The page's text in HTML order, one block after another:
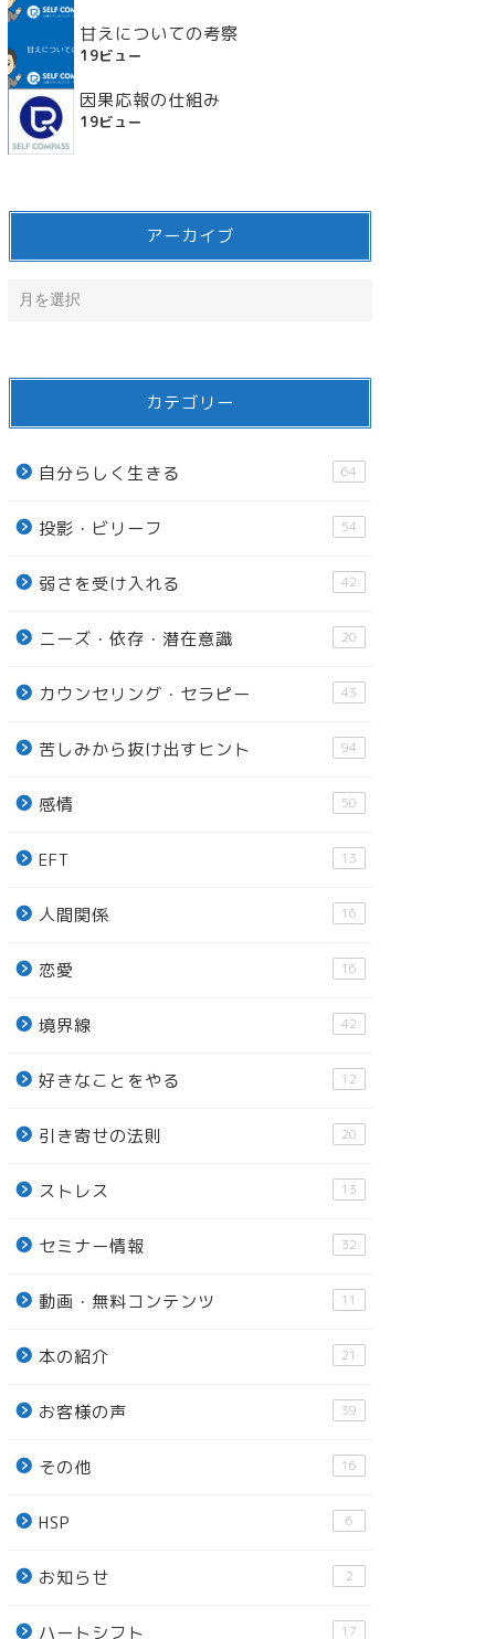
甘えについての考察
19ビュー
因果応報の仕組み
19ビュー
アーカイブ
カテゴリー
自分らしく生きる 64
投影・ビリーフ 54
弱さを受け入れる 42
ニーズ・依存・潜在意識 20
カウンセリング・セラピー 43
苦しみから抜け出すヒント 94
感情 50
EFT 13
人間関係 16
恋愛 16
境界線 42
好きなことをやる 12
引き寄せの法則 20
ストレス 13
セミナー情報 32
動画・無料コンテンツ 11
本の紹介 21
お客様の声 39
その他 16
HSP 6
お知らせ 2
ハートシフト 17